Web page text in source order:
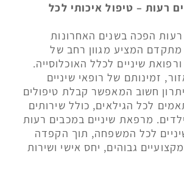
רעות – טיפול איכותי לכל
רעות הפכה בשנים האחרונות
מתקדם המציע מגוון רחב של
שיניים לכלל האוכלוסייה.
זמינותם של רופאי שיניים
חשוב המאפשר קבלת טיפולים
לכל הגילאים, כולל שירותים
מרפאת שיניים במכבים רעות
לכל המשפחה, תוך הקפדה
גבוהים, יחס אישי ושירות